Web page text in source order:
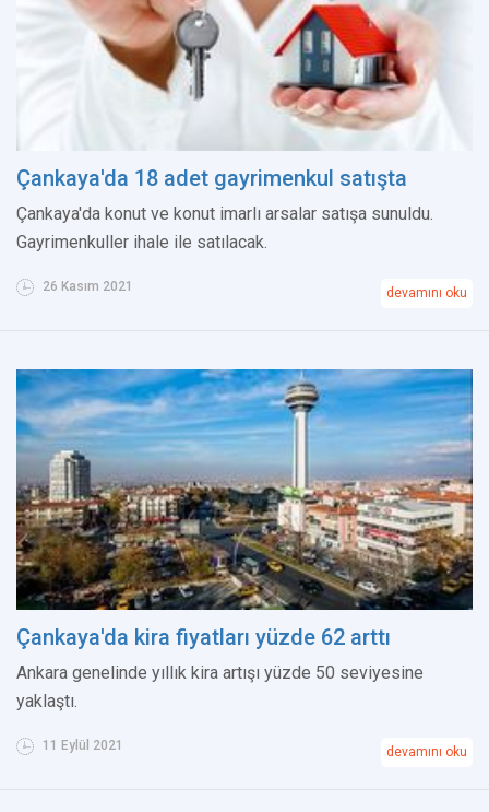
Çankaya'da 18 adet gayrimenkul satışta
Çankaya'da konut ve konut imarlı arsalar satışa sunuldu.
Gayrimenkuller ihale ile satılacak.
26 Kasım 2021 devamını oku
Çankaya'da kira fiyatları yüzde 62 arttı
Ankara genelinde yıllık kira artışı yüzde 50 seviyesine
yaklaştı.
11 Eylül 2021 devamını oku